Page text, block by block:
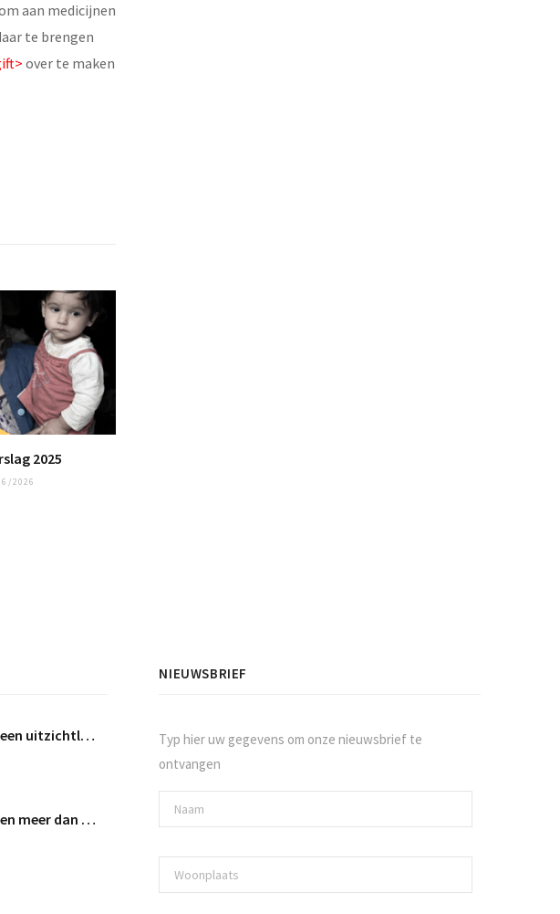
aan medicijnen
te brengen
over te maken
2025
2026
Een lichtpuntje in een uitzichtloos bestaan …
Boga kampen geven meer dan 100 kinderen een fantastische tijd
NIEUWSBRIEF
Typ hier uw gegevens om onze nieuwsbrief te
ontvangen